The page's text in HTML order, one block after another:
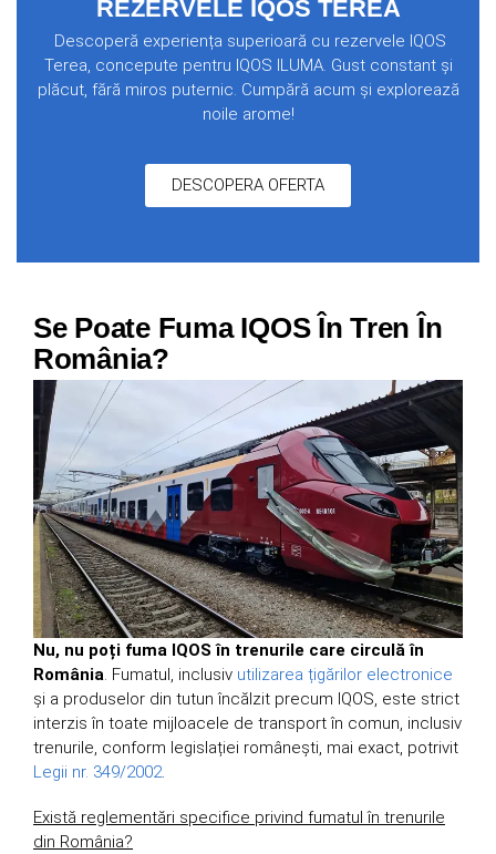
REZERVELE IQOS TEREA
Descoperă experiența superioară cu rezervele IQOS
Terea, concepute pentru IQOS ILUMA. Gust constant și
plăcut, fără miros puternic. Cumpără acum și explorează
noile arome!
DESCOPERA OFERTA
Se Poate Fuma IQOS În Tren În
România?
Nu, nu poți fuma IQOS în trenurile care circulă în
România. Fumatul, inclusiv utilizarea țigărilor electronice
și a produselor din tutun încălzit precum IQOS, este strict
interzis în toate mijloacele de transport în comun, inclusiv
trenurile, conform legislației românești, mai exact, potrivit
Legii nr. 349/2002.
Există reglementări specifice privind fumatul în trenurile
din România?